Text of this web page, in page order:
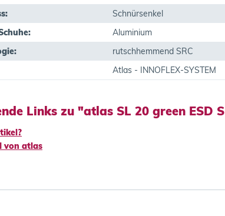
Schnürsenkel
Aluminium
rutschhemmend SRC
Atlas - INNOFLEX-SYSTEM
Links zu "atlas SL 20 green ESD
von atlas